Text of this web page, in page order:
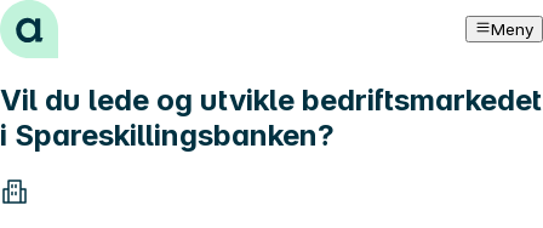
Hopp til innhold Meny
Vil du lede og utvikle bedriftsmarkedet
i Spareskillingsbanken?